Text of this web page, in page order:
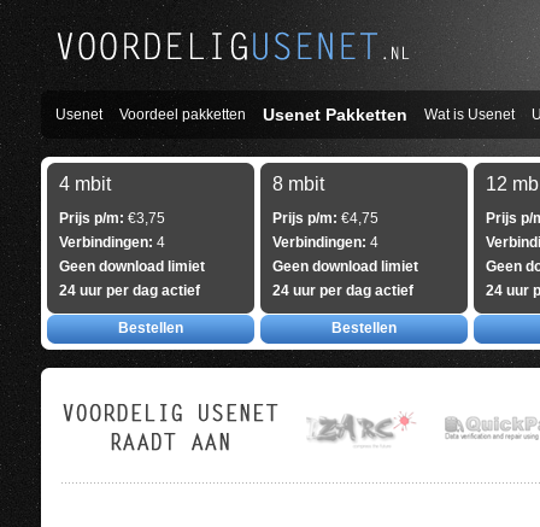
Usenet Voordeel pakketten Usenet Pakketten Wat is Usenet
4 mbit
Prijs p/m: €3,75
Verbindingen: 4
Geen download limiet
24 uur per dag actief
Bestellen
8 mbit
Prijs p/m: €4,75
Verbindingen: 4
Geen download limiet
24 uur per dag actief
Bestellen
12
Prijs p/
Geen
24 uur